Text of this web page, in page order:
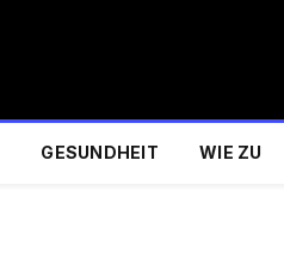
GESUNDHEIT WIE ZU